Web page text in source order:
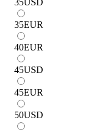
35EUR
40EUR
45USD
45EUR
50USD